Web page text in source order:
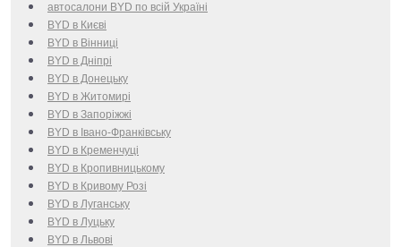
автосалони BYD по всій Україні
BYD в Києві
BYD в Вінниці
BYD в Дніпрі
BYD в Донецьку
BYD в Житомирі
BYD в Запоріжжі
BYD в Івано-Франківську
BYD в Кременчуці
BYD в Кропивницькому
BYD в Кривому Розі
BYD в Луганську
BYD в Луцьку
BYD в Львові